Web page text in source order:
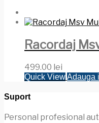
Racordaj
499.00 lei
Quick ViewAdauga
Suport
Personal profesional